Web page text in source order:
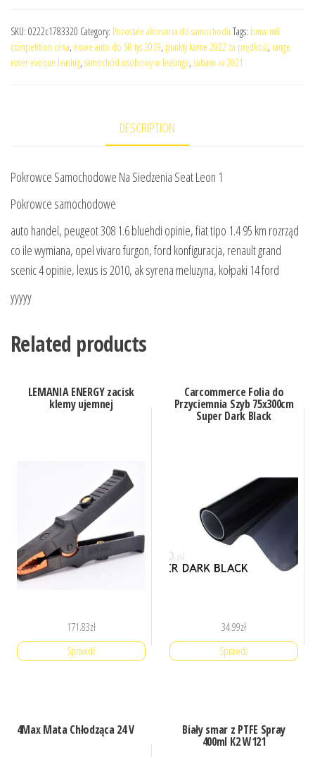
SKU: 0222c1783320 Category: Pozostałe akcesoria do samochodu Tags: bmw m8
competition cena, nowe auto do 50 tys 2019, punkty karne 2022 za prędkość, range
rover evoque leasing, samochód osobowy w leasingu, subaru xv 2021
DESCRIPTION
Pokrowce Samochodowe Na Siedzenia Seat Leon 1
Pokrowce samochodowe
auto handel, peugeot 308 1.6 bluehdi opinie, fiat tipo 1.4 95 km rozrząd
co ile wymiana, opel vivaro furgon, ford konfiguracja, renault grand
scenic 4 opinie, lexus is 2010, ak syrena meluzyna, kołpaki 14 ford
yyyyy
Related products
LEMANIA ENERGY zacisk
klemy ujemnej
171.83zł
Sprawdź
Carcommerce Folia do
Przyciemnia Szyb 75x300cm
Super Dark Black
34.99zł
Sprawdź
4Max Mata Chłodząca 24 V Biały smar z PTFE Spray
400ml K2 W121